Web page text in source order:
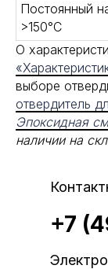
Постоянный
>150°С
О
выборе
отвердитель
Эпоксидная
наличии на
+7